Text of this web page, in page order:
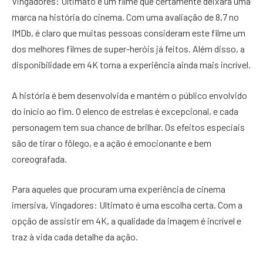
marca na história do cinema. Com uma avaliação de 8,7 no
IMDb, é claro que muitas pessoas consideram este filme um
dos melhores filmes de super-heróis já feitos. Além disso, a
disponibilidade em 4K torna a experiência ainda mais incrível.
A história é bem desenvolvida e mantém o público envolvido
do início ao fim. O elenco de estrelas é excepcional, e cada
personagem tem sua chance de brilhar. Os efeitos especiais
são de tirar o fôlego, e a ação é emocionante e bem
coreografada.
Para aqueles que procuram uma experiência de cinema
imersiva, Vingadores: Ultimato é uma escolha certa. Com a
opção de assistir em 4K, a qualidade da imagem é incrível e
traz à vida cada detalhe da ação.